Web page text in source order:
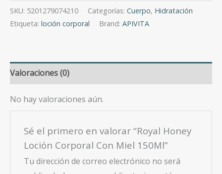
Loción
Corporal
150Ml
cantidad
SKU: 5201279074210 Categorías: Cuerpo, Hidratación
Etiqueta: loción corporal Brand: APIVITA
Valoraciones (0)
No hay valoraciones aún.
Sé el primero en valorar “Royal Honey
Loción Corporal Con Miel 150Ml”
Tu dirección de correo electrónico no será